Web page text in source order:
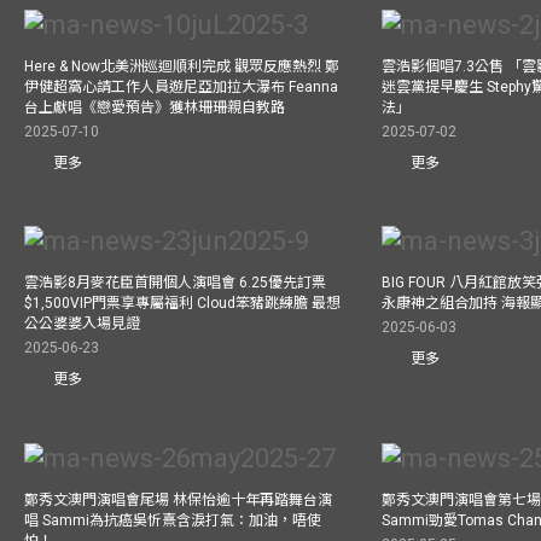
Here & Now北美洲巡迴順利完成 觀眾反應熱烈 鄭
伊健超窩心請工作人員遊尼亞加拉大瀑布 Feanna
台上獻唱《戀愛預告》獲林珊珊親自教路
2025-07-10
更多
雲浩影個唱7.3公售 「
迷雲黨提早慶生 Stephy
法」
2025-07-02
更多
雲浩影8月麥花臣首開個人演唱會 6.25優先訂票
$1,500VIP門票享專屬福利 Cloud笨豬跳練膽 最想
公公婆婆入場見證
2025-06-23
更多
BIG FOUR 八月紅館放
永康神之組合加持 海報
2025-06-03
更多
鄭秀文澳門演唱會尾場 林保怡逾十年再踏舞台演
唱 Sammi為抗癌吳忻熹含淚打氣：加油，唔使
鄭秀文澳門演唱會第七
Sammi勁愛Tomas